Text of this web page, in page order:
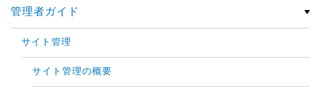
管理者ガイド
サイト管理
サイト管理の概要